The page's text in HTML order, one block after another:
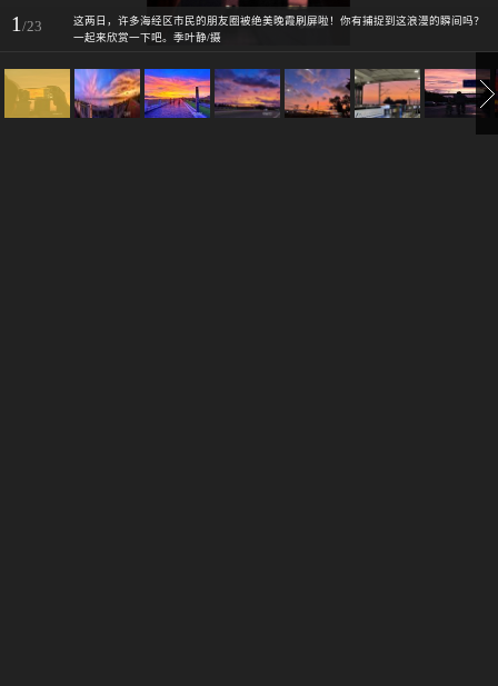
1/23
这两日，许多海经区市民的朋友圈被绝美晚霞刷屏啦！你有捕捉到这浪漫的瞬间吗？
一起来欣赏一下吧。季叶静/摄